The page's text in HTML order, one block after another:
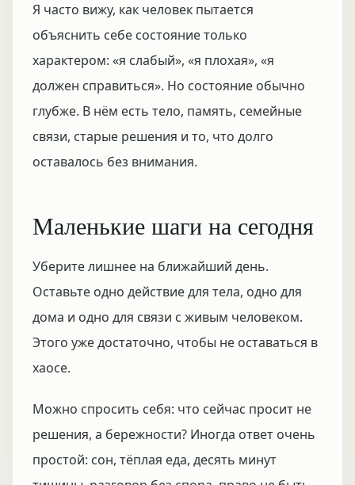
Я часто вижу, как человек пытается
объяснить себе состояние только
характером: «я слабый», «я плохая», «я
должен справиться». Но состояние обычно
глубже. В нём есть тело, память, семейные
связи, старые решения и то, что долго
оставалось без внимания.
Маленькие шаги на сегодня
Уберите лишнее на ближайший день.
Оставьте одно действие для тела, одно для
дома и одно для связи с живым человеком.
Этого уже достаточно, чтобы не оставаться в
хаосе.
Можно спросить себя: что сейчас просит не
решения, а бережности? Иногда ответ очень
простой: сон, тёплая еда, десять минут